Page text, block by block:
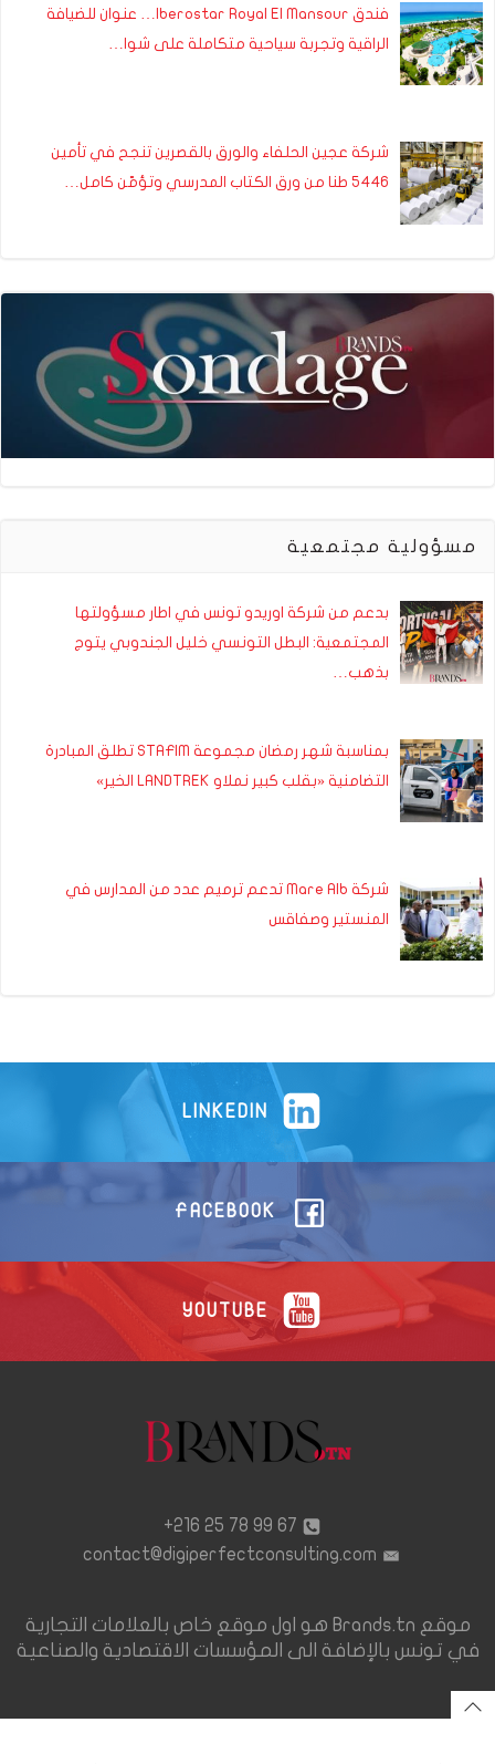
فندق Iberostar Royal El Mansour… عنوان للضيافة
الراقية وتجربة سياحية متكاملة على شوا…
شركة عجين الحلفاء والورق بالقصرين تنجح في تأمين
5446 طنا من ورق الكتاب المدرسي وتؤمّن كامل…
مسؤولية مجتمعية
بدعم من شركة اوريدو تونس في اطار مسؤولتها
المجتمعية: البطل التونسي خليل الجندوبي يتوج
بذهب…
بمناسبة شهر رمضان مجموعة STAFIM تطلق المبادرة
التضامنية «بقلب كبير نملاو LANDTREK الخير»
شركة Mare Alb تدعم ترميم عدد من المدارس في
المنستير وصفاقس
LINKEDIN
FACEBOOK
YOUTUBE
67 99 78 25 216+
contact@digiperfectconsulting.com
موقع Brands.tn هو اول موقع خاص بالعلامات التجارية
في تونس بالإضافة الى المؤسسات الاقتصادية والصناعية